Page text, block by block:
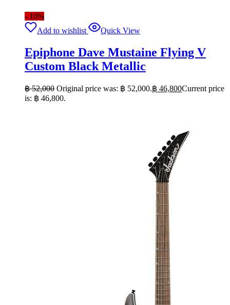
- 10%
Add to wishlist
Quick View
Epiphone Dave Mustaine Flying V
Custom Black Metallic
฿52,000 Original price was: ฿ 52,000.฿ 46,800Current price
is: ฿ 46,800.